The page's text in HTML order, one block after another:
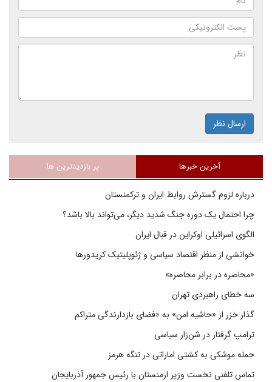
ارسال نظر
آخرین خبرها پر بازدیدترین ها
درباره لزوم گسترش روابط ایران و ترکمنستان
چرا احتمال یک دوره جنگ شدید دیگر، می‌تواند بالا باشد؟
الگوی اسرائیلی اوکراین در قبال ایران
خوانشی از منظر اقتصاد سیاسی و ژئوپلیتیک کریدورها
«محاصره در برابر محاصره»
سه خطای راهبردی تهران
گذار خزر از «حاشیه امن» به «فضای بازدارندگی متراکم
ترامپ گرفتار در شن‌زار سیاسی
حمله موشکی به کشتی اماراتی در تنگه هرمز
تماس تلفنی نخست وزیر ارمنستان با رئیس جمهور آذربایجان